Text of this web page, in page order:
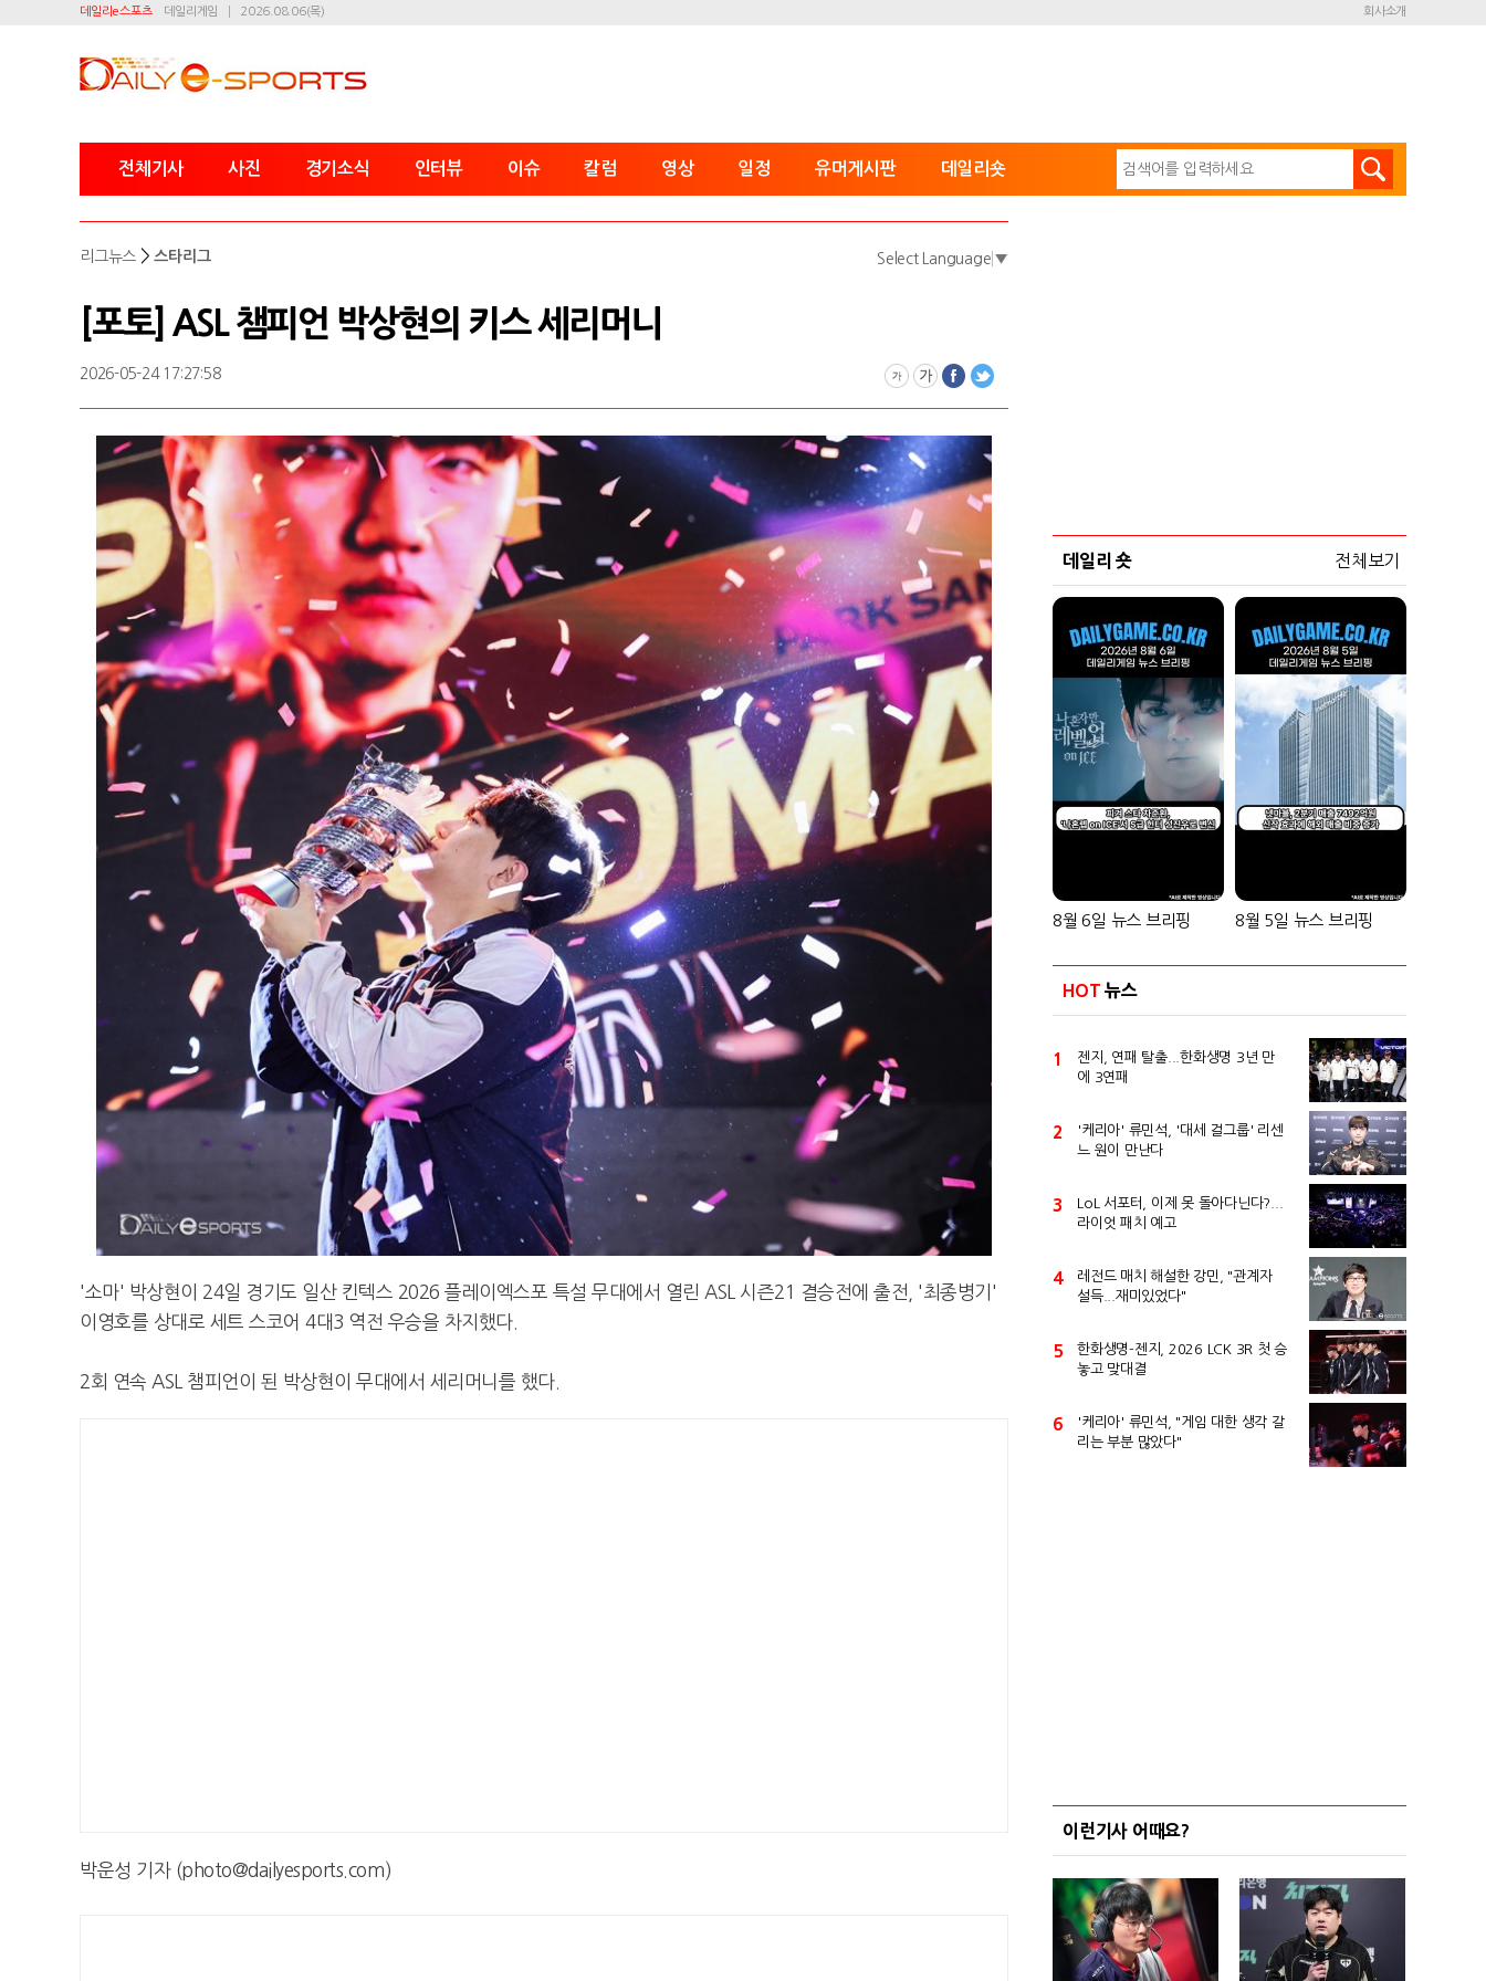
데일리e스포츠 데일리게임 2026.08.06(목) 회사소개
전체기사 사진 경기소식 인터뷰 이슈 칼럼 영상 일정 유머게시판 데일리숏
리그뉴스 > 스타리그 Select Language ▼
[포토] ASL 챔피언 박상현의 키스 세리머니
2026-05-24 17:27:58
'소마' 박상현이 24일 경기도 일산 킨텍스 2026 플레이엑스포 특설 무대에서 열린 ASL 시즌21 결승전에 출전, '최종병기'
이영호를 상대로 세트 스코어 4대3 역전 우승을 차지했다.
2회 연속 ASL 챔피언이 된 박상현이 무대에서 세리머니를 했다.
박운성 기자 (photo@dailyesports.com)
데일리 숏 전체보기
8월 6일 뉴스 브리핑 8월 5일 뉴스 브리핑
HOT 뉴스
1
젠지, 연패 탈출...한화생명 3년 만
에 3연패
2
'케리아' 류민석, '대세 걸그룹' 리센
느 원이 만난다
3
LoL 서포터, 이제 못 돌아다닌다?...
라이엇 패치 예고
4
레전드 매치 해설한 강민, "관계자
설득...재미있었다"
5
한화생명-젠지, 2026 LCK 3R 첫 승
놓고 맞대결
6
'케리아' 류민석, "게임 대한 생각 갈
리는 부분 많았다"
이런기사 어때요?